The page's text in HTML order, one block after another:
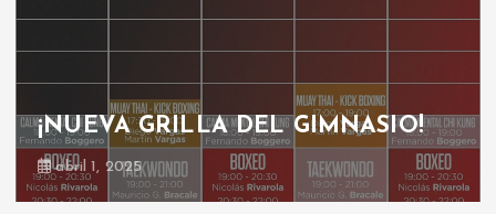
¡NUEVA GRILLA DEL GIMNASIO!
abril 1, 2025